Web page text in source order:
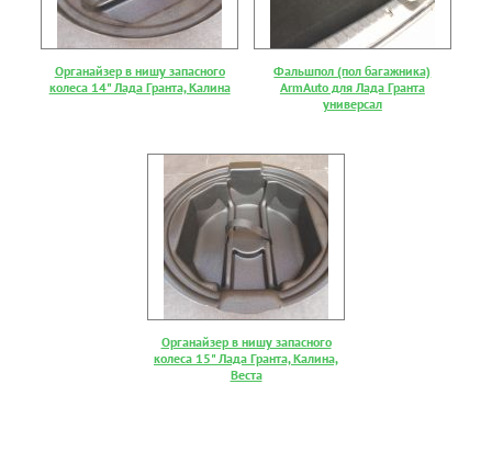
Органайзер в нишу запасного
колеса 14" Лада Гранта, Калина
Фальшпол (пол багажника)
ArmAuto для Лада Гранта
универсал
Органайзер в нишу запасного
колеса 15" Лада Гранта, Калина,
Веста